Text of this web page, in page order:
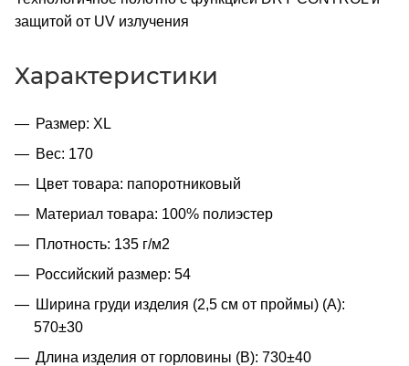
защитой от UV излучения
Характеристики
Размер: XL
Вес: 170
Цвет товара: папоротниковый
Материал товара: 100% полиэстер
Плотность: 135 г/м2
Российский размер: 54
Ширина груди изделия (2,5 см от проймы) (A):
570±30
Длина изделия от горловины (B): 730±40